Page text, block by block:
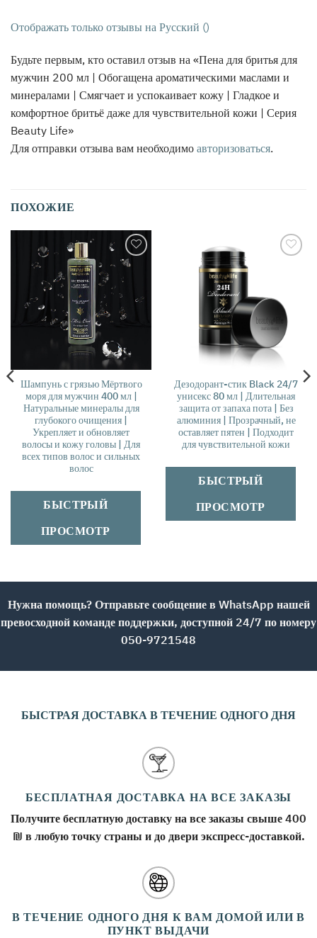
Отображать только отзывы на Русский ()
Будьте первым, кто оставил отзыв на «Пена для бритья для
мужчин 200 мл | Обогащена ароматическими маслами и
минералами | Смягчает и успокаивает кожу | Гладкое и
комфортное бритьё даже для чувствительной кожи | Серия
Beauty Life»
Для отправки отзыва вам необходимо авторизоваться.
ПОХОЖИЕ
אהבתי
Шампунь с грязью Мёртвого
моря для мужчин 400 мл |
Натуральные минералы для
глубокого очищения |
Укрепляет и обновляет
волосы и кожу головы | Для
всех типов волос и сильных
волос
БЫСТРЫЙ
ПРОСМОТР
Дезодорант-стик Black 24/7
унисекс 80 мл | Длительная
защита от запаха пота | Без
алюминия | Прозрачный, не
оставляет пятен | Подходит
для чувствительной кожи
БЫСТРЫЙ
ПРОСМОТР
Нужна помощь? Отправьте сообщение в WhatsApp нашей
превосходной команде поддержки, доступной 24/7 по номеру
050-9721548
БЫСТРАЯ ДОСТАВКА В ТЕЧЕНИЕ ОДНОГО ДНЯ
БЕСПЛАТНАЯ ДОСТАВКА НА ВСЕ ЗАКАЗЫ
Получите бесплатную доставку на все заказы свыше 400
₪ в любую точку страны и до двери экспресс-доставкой.
В ТЕЧЕНИЕ ОДНОГО ДНЯ К ВАМ ДОМОЙ ИЛИ В
ПУНКТ ВЫДАЧИ